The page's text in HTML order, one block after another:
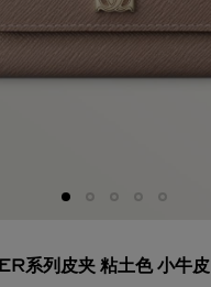
系列皮夹 粘土色 小牛皮